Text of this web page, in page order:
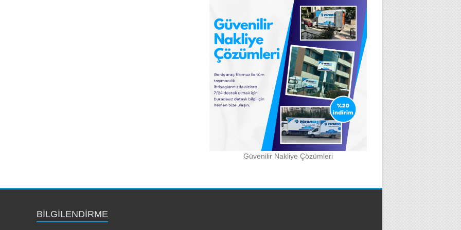
Güvenilir Nakliye Çözümleri
BILGILENDIRME